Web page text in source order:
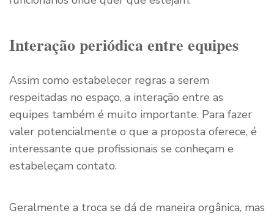
Interação periódica entre equipes
Assim como estabelecer regras a serem
respeitadas no espaço, a interação entre as
equipes também é muito importante. Para fazer
valer potencialmente o que a proposta oferece, é
interessante que profissionais se conheçam e
estabeleçam contato.
Geralmente a troca se dá de maneira orgânica, mas